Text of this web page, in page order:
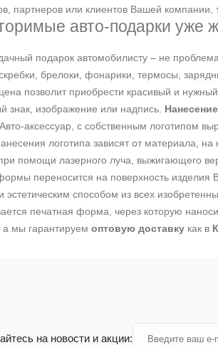
партнеров или клиентов Вашей компании,
авто-подарки уже
подарок автомобилисту – не
брелоки, фонарики, термосы,
позволит приобрести красивый и
знак, изображение или надпись.
аксессуар, с собственным логотипом
логотипа зависят от материала,
помощи лазерного луча, выжигающего
переносится на поверхность
эстетическим способом из всех
печатная форма, через которую
а мы гарантируем оптовую доставкукак в
на новости и акции: